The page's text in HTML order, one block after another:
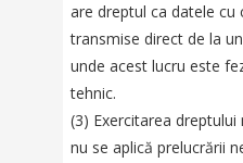
are dreptul ca datele cu
transmise direct de la
unde acest lucru este
tehnic.
(3) Exercitarea
nu se aplică prelucrării